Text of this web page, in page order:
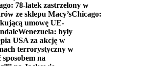
78-latek zastrzelony w
ze sklepu Macy’sChicago:
umowę UE-
Wenezuela: były
USA za akcję w
terrorystyczny w
na